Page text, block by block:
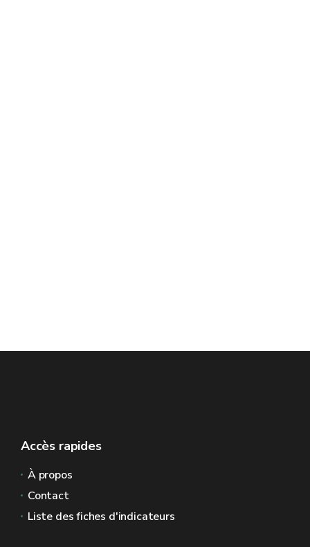
Accès rapides
À propos
Contact
Liste des fiches d'indicateurs